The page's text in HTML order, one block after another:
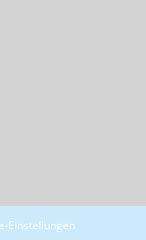
Einstellungen